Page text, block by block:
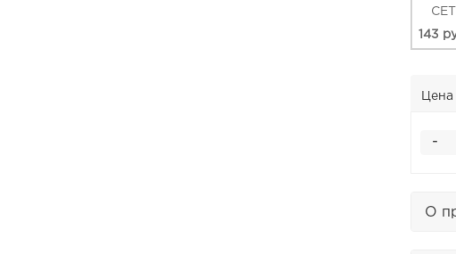
CET
143
-
О